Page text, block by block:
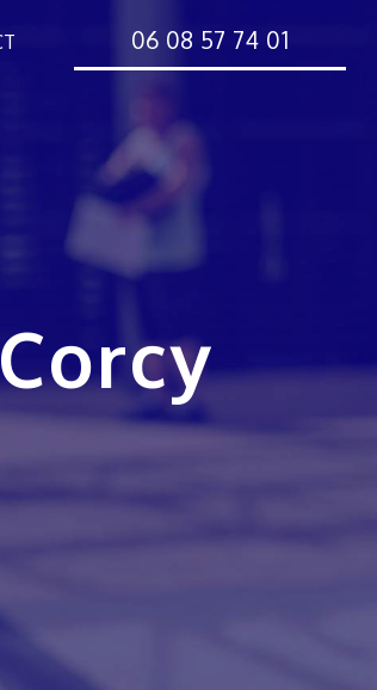
06 08 57 74 01